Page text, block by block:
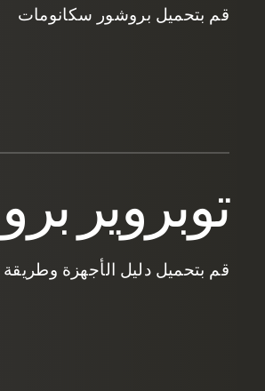
قم بتحميل بروشور سكانومات
توبروير برو
قم بتحميل دليل الأجهزة